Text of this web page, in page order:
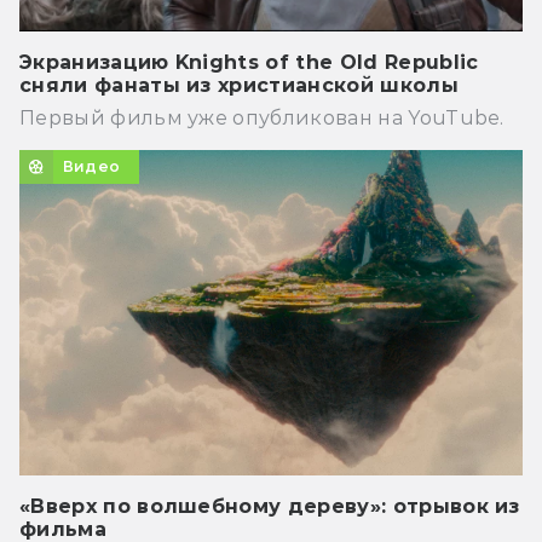
Экранизацию Knights of the Old Republic
сняли фанаты из христианской школы
Первый фильм уже опубликован на YouTube.
Видео
«Вверх по волшебному дереву»: отрывок из
фильма